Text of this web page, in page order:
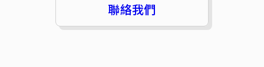
聯絡我們